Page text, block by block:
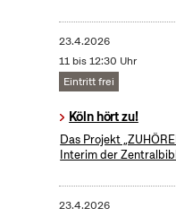
23.4.2026
11 bis 12:30 Uhr
Eintritt frei
Köln hört zu!
Das Projekt
Interim der
23.4.2026